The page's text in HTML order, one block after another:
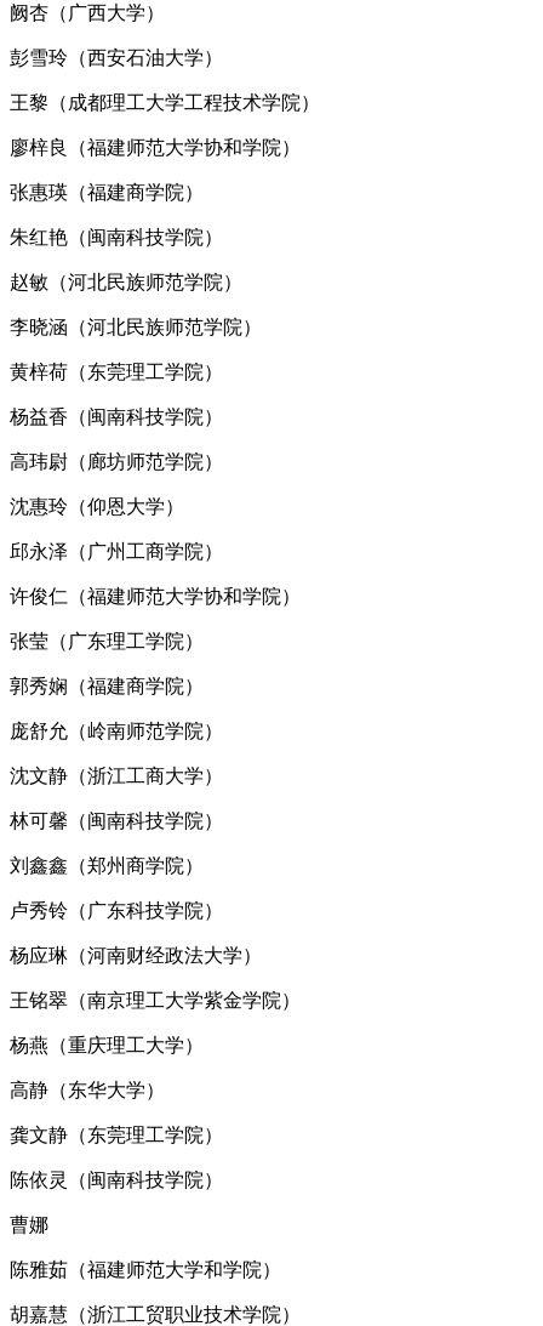
阙杏（广西大学）
彭雪玲（西安石油大学）
王黎（成都理工大学工程技术学院）
廖梓良（福建师范大学协和学院）
张惠瑛（福建商学院）
朱红艳（闽南科技学院）
赵敏（河北民族师范学院）
李晓涵（河北民族师范学院）
黄梓荷（东莞理工学院）
杨益香（闽南科技学院）
高玮尉（廊坊师范学院）
沈惠玲（仰恩大学）
邱永泽（广州工商学院）
许俊仁（福建师范大学协和学院）
张莹（广东理工学院）
郭秀娴（福建商学院）
庞舒允（岭南师范学院）
沈文静（浙江工商大学）
林可馨（闽南科技学院）
刘鑫鑫（郑州商学院）
卢秀铃（广东科技学院）
杨应琳（河南财经政法大学）
王铭翠（南京理工大学紫金学院）
杨燕（重庆理工大学）
高静（东华大学）
龚文静（东莞理工学院）
陈依灵（闽南科技学院）
曹娜
陈雅茹（福建师范大学和学院）
胡嘉慧（浙江工贸职业技术学院）